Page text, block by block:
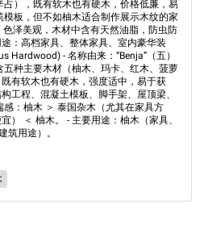
），既有软木也有硬木，价格低廉，易
板，但不如柚木适合制作展示木纹的家
色泽美观，木材中含有天然油脂，防虫防
：高档家具、整体家具、室内豪华装
Hardwood) - 名称由来：“Benja”（五）
种主要木材（柚木、玛卡、红木、菠萝
有软木也有硬木，强度适中，易于获
工程、混凝土模板、脚手架、屋顶梁、
感：柚木 ＞ 泰国杂木（尤其在家具方
） ＜ 柚木。 - 主要用途：柚木（家具、
筑用途）。